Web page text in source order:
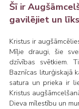
Šī ir
gavilējiet un
Kristus ir
Mīļie draugi, šie
dzīvības svētkiem.
Baznīcas liturģiskajā
satura un prieka ir
Kristus
Dieva mīlestību un